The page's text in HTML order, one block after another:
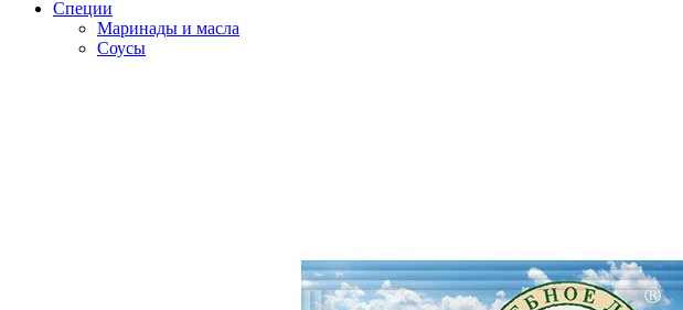
Специи
Маринады и масла
Соусы